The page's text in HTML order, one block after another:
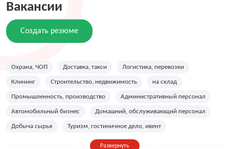
Вакансии
Создать резюме
Охрана, ЧОП Доставка, такси Логистика, перевозки
Клининг Строительство, недвижимость на склад
Промышленность, производство Административный персонал
Автомобильный бизнес Домашний, обслуживающий персонал
Добыча сырья Туризм, гостиничное дело, ивент
Дизайн, искусство, ивент
Развернуть